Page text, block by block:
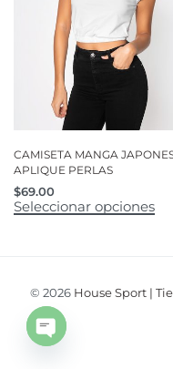
CAMISETA MANGA
APLIQUE PERLAS
$69.00
Seleccionar opciones
© 2026 House Sport |
Open